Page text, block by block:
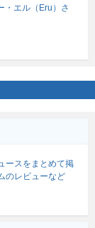
・エル（Eru）さ
ースをまとめて掲
のレビューなど